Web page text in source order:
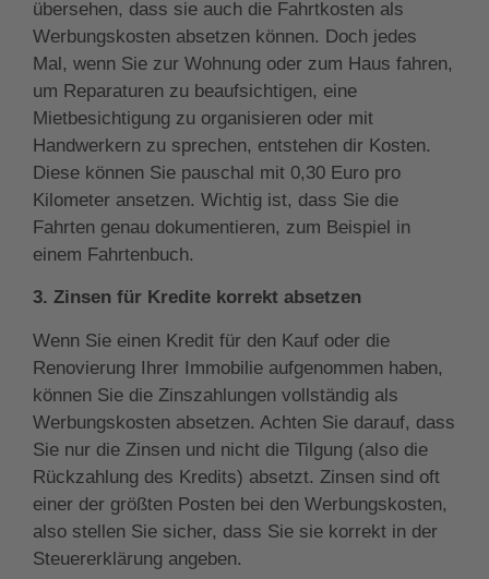
übersehen, dass sie auch die Fahrtkosten als
Werbungskosten absetzen können. Doch jedes
Mal, wenn Sie zur Wohnung oder zum Haus fahren,
um Reparaturen zu beaufsichtigen, eine
Mietbesichtigung zu organisieren oder mit
Handwerkern zu sprechen, entstehen dir Kosten.
Diese können Sie pauschal mit 0,30 Euro pro
Kilometer ansetzen. Wichtig ist, dass Sie die
Fahrten genau dokumentieren, zum Beispiel in
einem Fahrtenbuch.
3. Zinsen für Kredite korrekt absetzen
Wenn Sie einen Kredit für den Kauf oder die
Renovierung Ihrer Immobilie aufgenommen haben,
können Sie die Zinszahlungen vollständig als
Werbungskosten absetzen. Achten Sie darauf, dass
Sie nur die Zinsen und nicht die Tilgung (also die
Rückzahlung des Kredits) absetzt. Zinsen sind oft
einer der größten Posten bei den Werbungskosten,
also stellen Sie sicher, dass Sie sie korrekt in der
Steuererklärung angeben.